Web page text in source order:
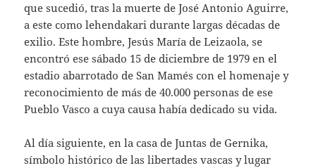
que sucedió, tras la muerte de José Antonio Aguirre,
a este como lehendakari durante largas décadas de
exilio. Este hombre, Jesús María de Leizaola, se
encontró ese sábado 15 de diciembre de 1979 en el
estadio abarrotado de San Mamés con el homenaje y
reconocimiento de más de 40.000 personas de ese
Pueblo Vasco a cuya causa había dedicado su vida.
Al día siguiente, en la casa de Juntas de Gernika,
símbolo histórico de las libertades vascas y lugar